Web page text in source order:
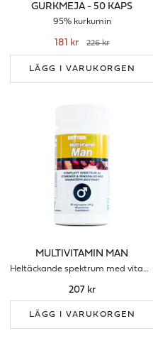
GURKMEJA - 50 KAPS
95% kurkumin
181 kr 226 kr
LÄGG I VARUKORGEN
MULTIVITAMIN MAN
Heltäckande spektrum med vitaminer & mineraler för män
207 kr
LÄGG I VARUKORGEN